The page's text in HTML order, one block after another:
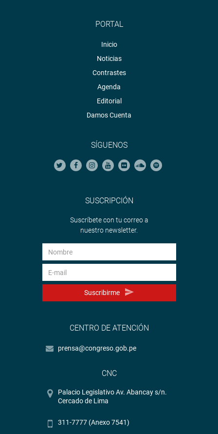
PORTAL
Inicio
Noticias
Contrastes
Agenda
Editorial
Damos Cuenta
SÍGUENOS
SUSCRIPCIÓN
Suscríbete con tu correo a
nuestro newsletter.
Suscribirme
CENTRO DE ATENCIÓN
prensa@congreso.gob.pe
CNC
Palacio Legislativo Av. Abancay s/n.
Cercado de Lima
311-7777 (Anexo 7541)